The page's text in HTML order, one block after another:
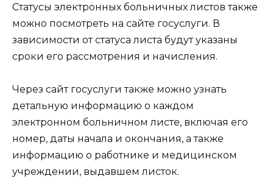
Статусы электронных больничных листов также
можно посмотреть на сайте госуслуги. В
зависимости от статуса листа будут указаны
сроки его рассмотрения и начисления.
Через сайт госуслуги также можно узнать
детальную информацию о каждом
электронном больничном листе, включая его
номер, даты начала и окончания, а также
информацию о работнике и медицинском
учреждении, выдавшем листок.